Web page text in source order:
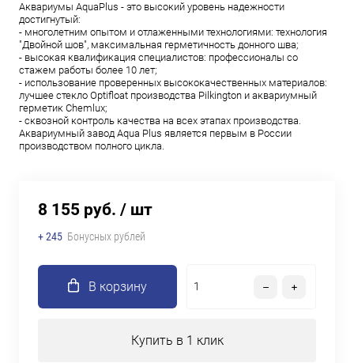
Аквариумы AquaPlus - это высокий уровень надежности
достигнутый:
- многолетним опытом и отлаженными технологиями: технология
"Двойной шов", максимальная герметичность донного шва;
- высокая квалификация специалистов: профессионалы со
стажем работы более 10 лет;
- использование проверенных высококачественных материалов:
лучшее стекло Optifloat производства Pilkington и аквариумный
герметик Chemlux;
- сквозной контроль качества на всех этапах производства.
Аквариумный завод Aqua Plus является первым в России
производством полного цикла.
8 155 руб. / шт
+ 245 Бонусных рублей
В корзину
Купить в 1 клик